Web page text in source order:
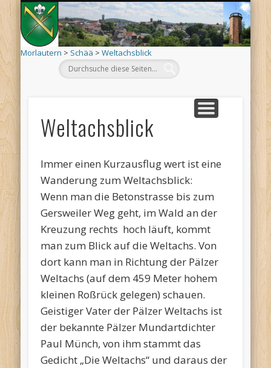
Morlautern > Schää > Weltachsblick
DEHÄM
AKTUELLES
TERMINE
ORTSINFO
SCHÄÄ
LÄÄWE
KIRCHEN
VEREINE
ARCHIV
LINKS
Weltachsblick
Immer einen Kurzausflug wert ist eine
Wanderung zum Weltachsblick:
Wenn man die Betonstrasse bis zum
Gersweiler Weg geht, im Wald an der
Kreuzung rechts hoch läuft, kommt
man zum Blick auf die Weltachs. Von
dort kann man in Richtung der Pälzer
Weltachs (auf dem 459 Meter hohem
kleinen Roßrück gelegen) schauen.
Geistiger Vater der Pälzer Weltachs ist
der bekannte Pälzer Mundartdichter
Paul Münch, von ihm stammt das
Gedicht „Die Weltachs“ und daraus der